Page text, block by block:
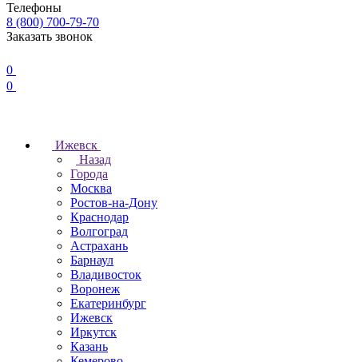
Телефоны
8 (800) 700-79-70
Заказать звонок
0
0
Ижевск
Назад
Города
Москва
Ростов-на-Дону
Краснодар
Волгоград
Астрахань
Барнаул
Владивосток
Воронеж
Екатеринбург
Ижевск
Иркутск
Казань